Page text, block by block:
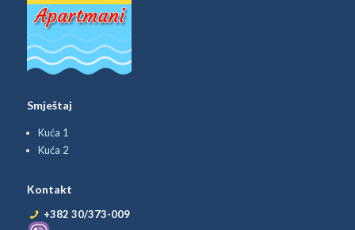
Smještaj
Kuća 1
Kuća 2
Kontakt
+382 30/373-009